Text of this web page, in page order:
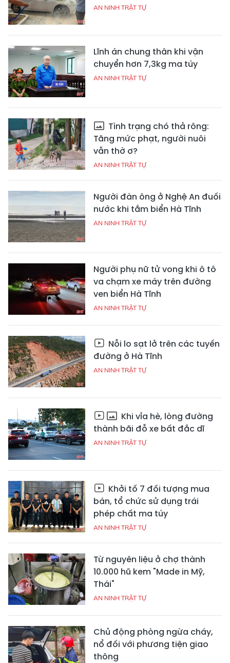
AN NINH TRẬT TỰ
Lĩnh án chung thân khi vận
chuyển hơn 7,3kg ma túy
AN NINH TRẬT TỰ
Tình trạng chó thả rông:
Tăng mức phạt, người nuôi
vẫn thờ ơ?
AN NINH TRẬT TỰ
Người đàn ông ở Nghệ An đuối
nước khi tắm biển Hà Tĩnh
AN NINH TRẬT TỰ
Người phụ nữ tử vong khi ô tô
va chạm xe máy trên đường
ven biển Hà Tĩnh
AN NINH TRẬT TỰ
Nỗi lo sạt lở trên các tuyến
đường ở Hà Tĩnh
AN NINH TRẬT TỰ
Khi vỉa hè, lòng đường
thành bãi đỗ xe bất đắc dĩ
AN NINH TRẬT TỰ
Khởi tố 7 đối tượng mua
bán, tổ chức sử dụng trái
phép chất ma túy
AN NINH TRẬT TỰ
Từ nguyên liệu ở chợ thành
10.000 hũ kem "Made in Mỹ,
Thái"
AN NINH TRẬT TỰ
Chủ động phòng ngừa cháy,
nổ đối với phương tiện giao
thông